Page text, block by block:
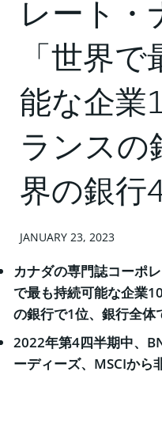
レート・
「世界で
能な企業
ランスの
界の銀行
JANUARY 23, 2023
カナダの専門誌コーポ
で最も持続可能な企業
の銀行で1位、銀行全体
2022年第4四半期中、
ーディーズ、MSCIから